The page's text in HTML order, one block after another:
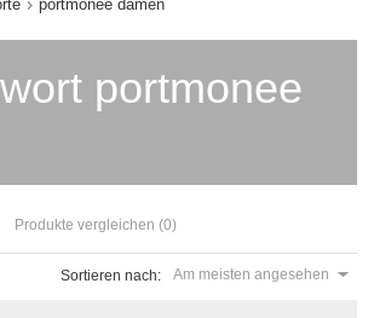
portmonee damen
portmonee
Produkte vergleichen (0)
Sortieren nach: Am meisten angesehen